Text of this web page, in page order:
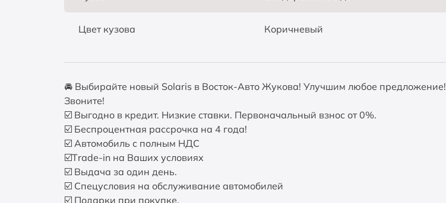
Цвет кузова Коричневый
🚘 Выбирайте новый Solaris в Восток-Авто Жукова! Улучшим любое предложение!
Звоните!
☑️ Выгодно в кредит. Низкие ставки. Первоначальный взнос от 0%.
☑️ Беспроцентная рассрочка на 4 года!
☑️ Автомобиль с полным НДС
☑️Тrаdе-in на Ваших условиях
☑️ Выдача за один день.
☑️ Спецусловия на обслуживание автомобилей
☑️ Подарки при покупке.